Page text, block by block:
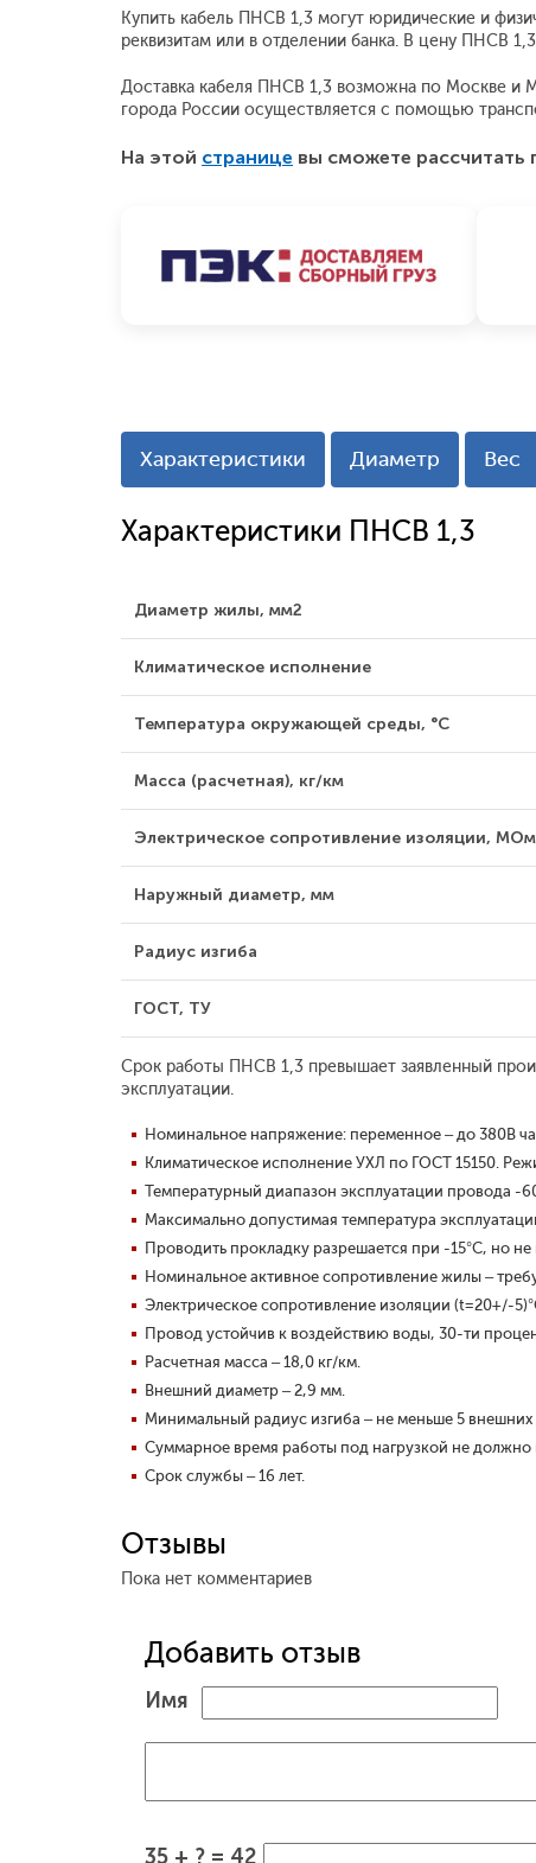
Купить кабель ПНСВ 1,3 могут юридические и
реквизитам или в отделении банка. В цену ПНСВ
Доставка кабеля ПНСВ 1,3 возможна по Москве и
города России осуществляется с помощью
На этой странице вы сможете
Характеристики Диаметр Вес
Характеристики ПНСВ 1,3
Диаметр жилы, мм2
Климатическое исполнение
Температура окружающей среды, °С
Масса (расчетная), кг/км
Электрическое сопротивление изоляции, МОм
Наружный диаметр, мм
Радиус изгиба
ГОСТ, ТУ
Срок работы ПНСВ 1,3 превышает заявленный
эксплуатации.
Номинальное напряжение: переменное – до 380В
Климатическое исполнение УХЛ по ГОСТ 15150.
Температурный диапазон эксплуатации провода -
Максимально допустимая температура
Проводить прокладку разрешается при -15°С, но
Номинальное активное сопротивление жилы –
Электрическое сопротивление изоляции (t=20+/-
Провод устойчив к воздействию воды, 30-ти
Расчетная масса – 18,0 кг/км.
Внешний диаметр – 2,9 мм.
Минимальный радиус изгиба –не меньше 5 внешних
Суммарное время работы под нагрузкой не
Срок службы – 16 лет.
Отзывы
Пока нет комментариев
Добавить отзыв
Имя
35 + ? = 42